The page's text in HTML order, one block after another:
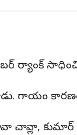
ర్యాంక్
గాయం
చావ్లా,